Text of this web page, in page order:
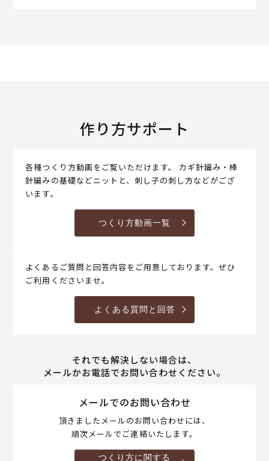
作り方サポート
各種つくり方動画をご覧いただけます。 カギ針編み・棒
針編みの基礎などニットと、刺し子の刺し方などがござ
います。
つくり方動画一覧
よくあるご質問と回答内容をご用意しております。ぜひ
ご利用くださいませ。
よくある質問と回答
それでも解決しない場合は、
メールかお電話でお問い合わせください。
メールでのお問い合わせ
頂きましたメールのお問い合わせには、
順次メールでご連絡いたします。
つくり方に関する